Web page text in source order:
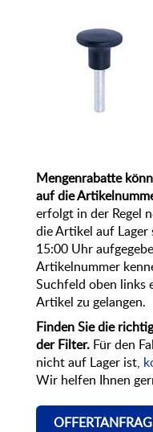
Mengenrabatte
auf die
erfolgt in der Regel
die Artikel auf Lager
15:00 Uhr
Artikelnummer
Suchfeld oben links
Artikel zu gelangen.
Finden Sie die
der Filter. Für den
nicht auf Lager ist,
Wir helfen Ihnen